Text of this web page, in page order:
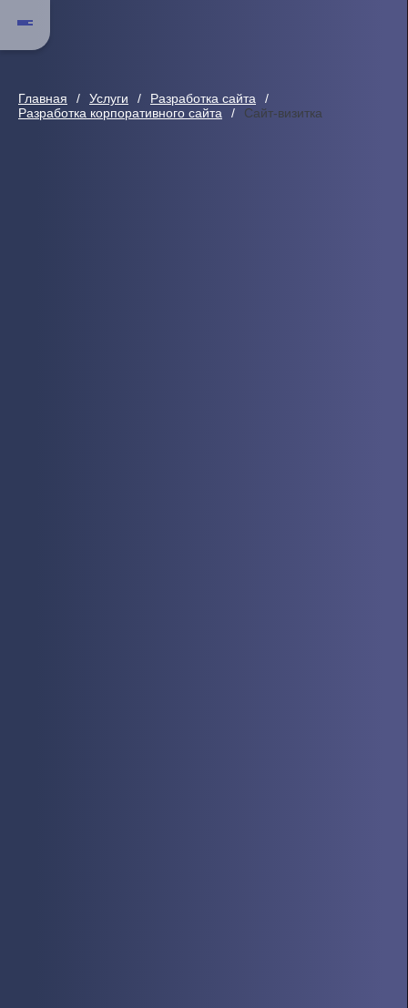
Главная Услуги
Разработка сайта
Разработка корпоративного сайта
Сайт-визитка